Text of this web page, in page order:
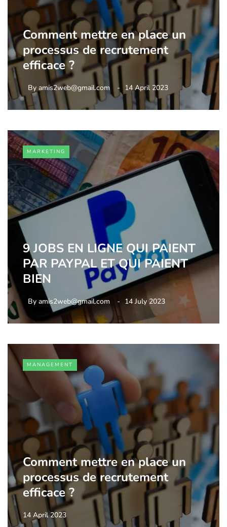
Comment mettre en place un
processus de recrutement
efficace ?
By amis2web@gmail.com 14 April 2023
MARKETING
9 JOBS EN LIGNE QUI PAIENT
PAR PAYPAL ET QUI PAIENT
BIEN
By amis2web@gmail.com 14 July 2023
MANAGEMENT
Comment mettre en place un
processus de recrutement
efficace ?
14 April 2023